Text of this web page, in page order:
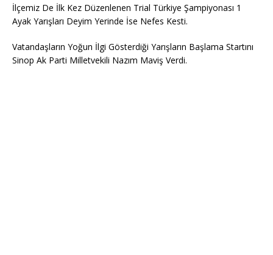
İlçemiz De İlk Kez Düzenlenen Trial Türkiye Şampiyonası 1
Ayak Yarışları Deyim Yerinde İse Nefes Kesti.
Vatandaşların Yoğun İlgi Gösterdiği Yarışların Başlama Startını
Sinop Ak Parti Milletvekili Nazım Maviş Verdi.